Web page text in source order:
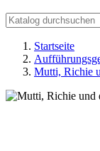
Startseite
Mutti, Richie